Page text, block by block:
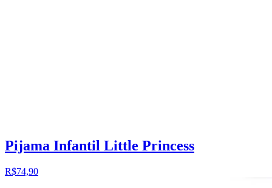
Pijama Infantil Little Princess
R$74,90